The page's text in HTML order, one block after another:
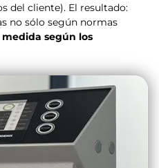
del cliente). El resultado:
no sólo según normas
según los